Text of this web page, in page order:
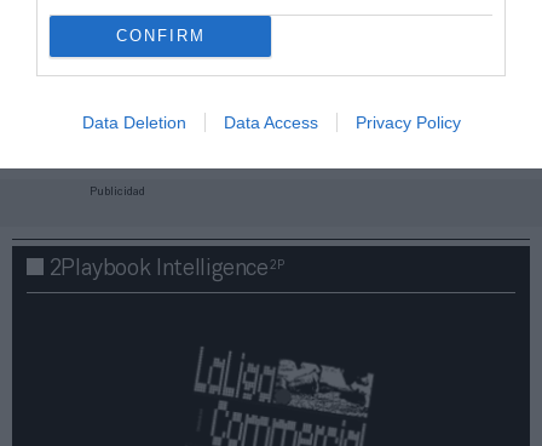
CONFIRM
Data Deletion Data Access Privacy Policy
y eventos para Socios!​​​​​​​
Publicidad
2Playbook Intelligence2P